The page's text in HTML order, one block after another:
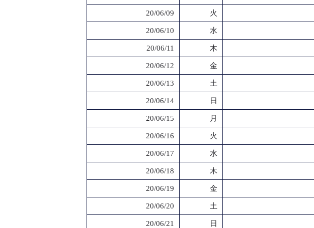
20/06/09 火
20/06/10 水
20/06/11 木
20/06/12 金
20/06/13 土
20/06/14 日
20/06/15 月
20/06/16 火
20/06/17 水
20/06/18 木
20/06/19 金
20/06/20 土
20/06/21 日